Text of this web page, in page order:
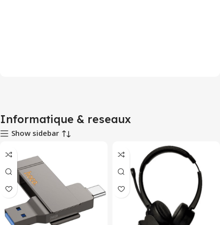
Informatique & reseaux
Show sidebar